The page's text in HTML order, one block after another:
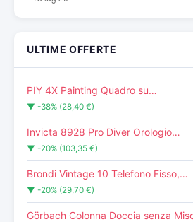
ULTIME OFFERTE
PIY 4X Painting Quadro su…
▼ -38% (28,40 €)
Invicta 8928 Pro Diver Orologio…
▼ -20% (103,35 €)
Brondi Vintage 10 Telefono Fisso,…
▼ -20% (29,70 €)
Görbach Colonna Doccia senza